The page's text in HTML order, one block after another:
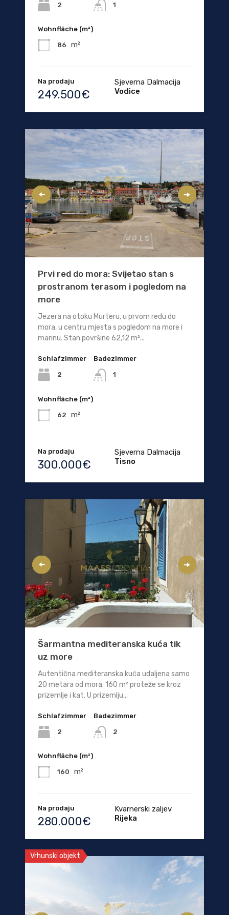
2 1
Wohnfläche (m²)
86 m²
Na prodaju
249.500€
Sjeverna Dalmacija
Vodice
Prvi red do mora: Svijetao stan s
prostranom terasom i pogledom na
more
Jezera na otoku Murteru, u prvom redu do
mora, u centru mjesta s pogledom na more i
marinu. Stan površine 62,12 m²...
Schlafzimmer
2
Badezimmer
1
Wohnfläche (m²)
62 m²
Na prodaju
300.000€
Sjeverna Dalmacija
Tisno
Šarmantna mediteranska kuća tik
uz more
Autentična mediteranska kuća udaljena samo
20 metara od mora. 160 m² proteže se kroz
prizemlje i kat. U prizemlju...
Schlafzimmer
2
Badezimmer
2
Wohnfläche (m²)
160 m²
Na prodaju
280.000€
Kvarnerski zaljev
Rijeka
Vrhunski objekt